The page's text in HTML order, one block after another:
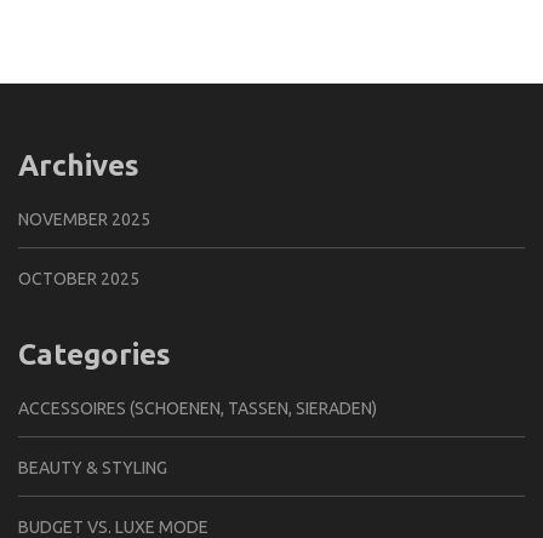
Archives
NOVEMBER 2025
OCTOBER 2025
Categories
ACCESSOIRES (SCHOENEN, TASSEN, SIERADEN)
BEAUTY & STYLING
BUDGET VS. LUXE MODE